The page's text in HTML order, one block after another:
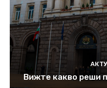
Вижте какво реши